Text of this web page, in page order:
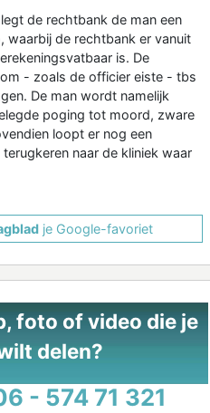
de rechtbank de man een
waarbij de rechtbank er vanuit
is. De
- zoals de officier eiste - tbs
De man wordt namelijk
poging tot moord, zware
loopt er nog een
naar de kliniek waar
je Google-favoriet
foto of video die je
delen?
- 574 71 321